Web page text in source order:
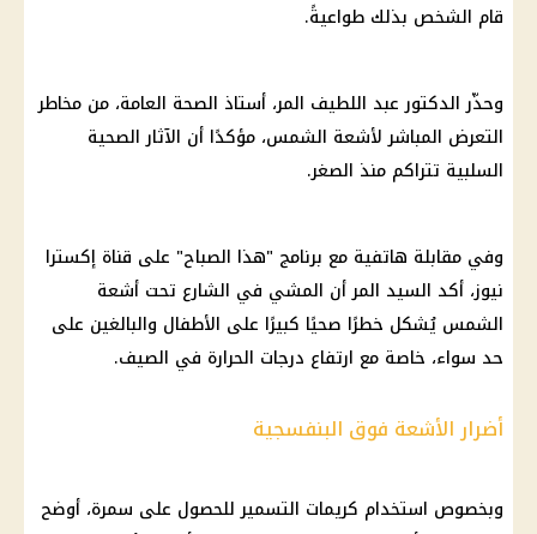
قام الشخص بذلك طواعيةً.
وحذّر الدكتور عبد اللطيف المر، أستاذ الصحة العامة، من مخاطر
التعرض المباشر لأشعة الشمس، مؤكدًا أن الآثار الصحية
السلبية تتراكم منذ الصغر.
وفي مقابلة هاتفية مع برنامج "هذا الصباح" على قناة إكسترا
نيوز، أكد السيد المر أن المشي في الشارع تحت أشعة
الشمس يُشكل خطرًا صحيًا كبيرًا على الأطفال والبالغين على
حد سواء، خاصة مع ارتفاع درجات الحرارة في الصيف.
أضرار الأشعة فوق البنفسجية
وبخصوص استخدام كريمات التسمير للحصول على سمرة، أوضح